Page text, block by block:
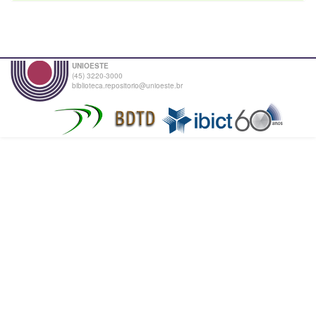
UNIOESTE
(45) 3220-3000
biblioteca.repositorio@unioeste.br